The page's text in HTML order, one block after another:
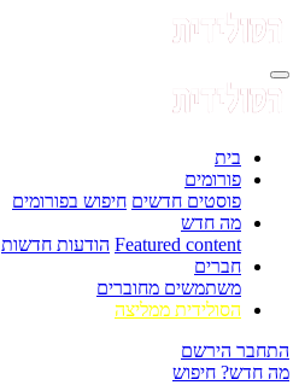
בית
פורומים
פוסטים חדשים חיפוש בפורומים
מה חדש
Featured content הודעות חדשות
חברים
משתמשים מחוברים
הסולידית ממליצה
התחבר הירשם
מה חדש? חיפוש